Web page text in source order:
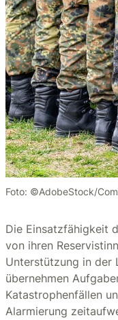
Foto: ©AdobeStock/
Die Einsatzfähigkeit
von ihren
Unterstützung in der
übernehmen
Katastrophenfällen
Alarmierung